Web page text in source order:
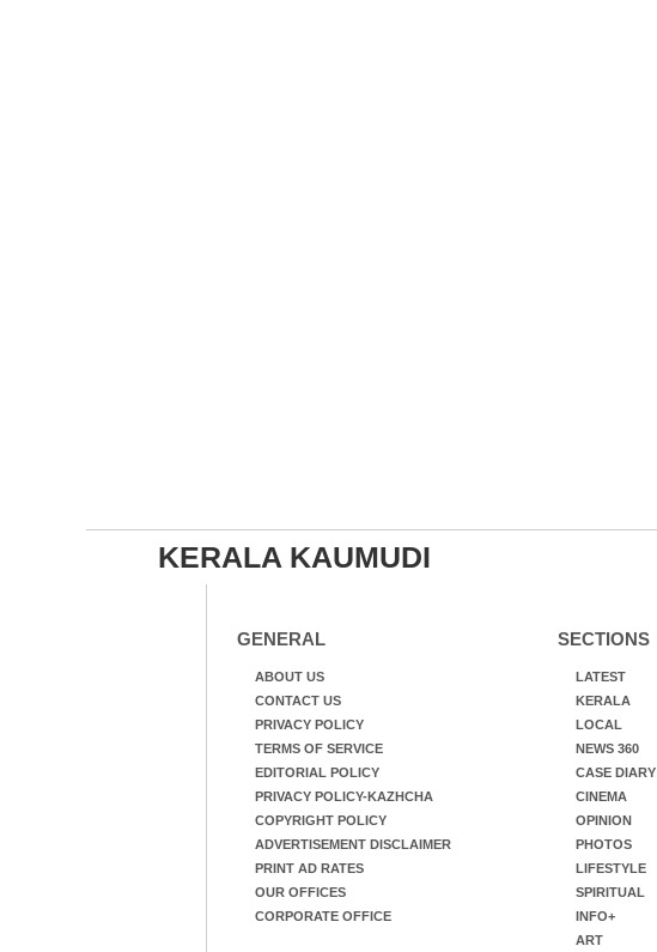
KERALA KAUMUDI
GENERAL
ABOUT US
CONTACT US
PRIVACY POLICY
TERMS OF SERVICE
EDITORIAL POLICY
PRIVACY POLICY-KAZHCHA
COPYRIGHT POLICY
ADVERTISEMENT DISCLAIMER
PRINT AD RATES
OUR OFFICES
CORPORATE OFFICE
SECTIONS
LATEST
KERALA
LOCAL
NEWS 360
CASE DIARY
CINEMA
OPINION
PHOTOS
LIFESTYLE
SPIRITUAL
INFO+
ART